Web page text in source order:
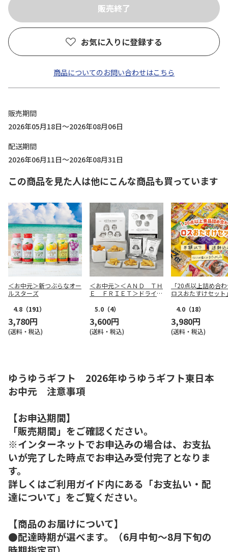
お気に入りに登録する
商品についてのお問い合わせはこちら
販売期間
2026年05月18日～2026年08月06日
配送期間
2026年06月11日～2026年08月31日
この商品を見た人は他にこんな商品も買っています
＜お中元＞新つぶらなオー
ルスターズ
4.8 （191）
3,780円
(送料・税込)
＜お中元＞＜ＡＮＤ ＴＨ
Ｅ ＦＲＩＥＴ＞ドライフ
5.0 （4）
3,600円
(送料・税込)
「20点以上詰め合
ロスおたすけセット
4.0 （18）
3,980円
(送料・税込)
ゆうゆうギフト 2026年ゆうゆうギフト東日本
お中元 注意事項
【お申込期間】
「販売期間」をご確認ください。
※インターネットでお申込みの場合は、お支払
いが完了した時点でお申込み受付完了となりま
す。
詳しくはご利用ガイド内にある「お支払い・配
達について」をご覧ください。
【商品のお届けについて】
●配達時期が選べます。（6月中旬～8月下旬の